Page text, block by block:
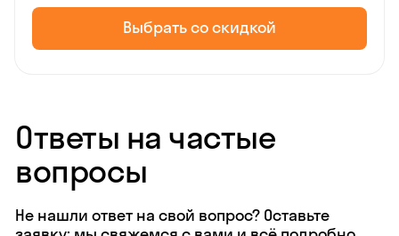
Выбрать со скидкой
Ответы на частые
вопросы
Не нашли ответ на свой вопрос? Оставьте